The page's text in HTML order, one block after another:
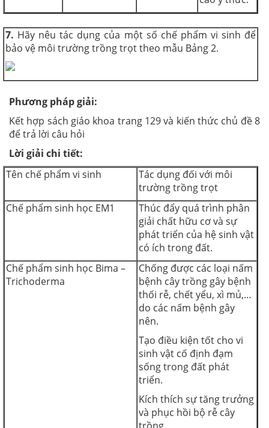
7. Hãy nêu tác dụng của một số chế phẩm vi sinh để
bảo vệ môi trường trồng trọt theo mẫu Bảng 2.
Phương pháp giải:
Kết hợp sách giáo khoa trang 129 và kiến thức chủ đề 8
để trả lời câu hỏi
Lời giải chi tiết:
Tên chế phẩm vi sinh
Tác dụng đối với môi
trường trồng trọt
Chế phẩm sinh học EM1
Thúc đẩy quá trình phân
giải chất hữu cơ và sự
phát triển của hệ sinh vật
có ích trong đất.
Chế phẩm sinh học Bima –
Trichoderma
Chống được các loại nấm
bệnh cây trồng gây bệnh
thối rễ, chết yểu, xì mủ,…
do các nấm bệnh gây
nên.
Tạo điều kiện tốt cho vi
sinh vật cố định đạm
sống trong đất phát
triển.
Kích thích sự tăng trưởng
và phục hồi bộ rễ cây
trồng.